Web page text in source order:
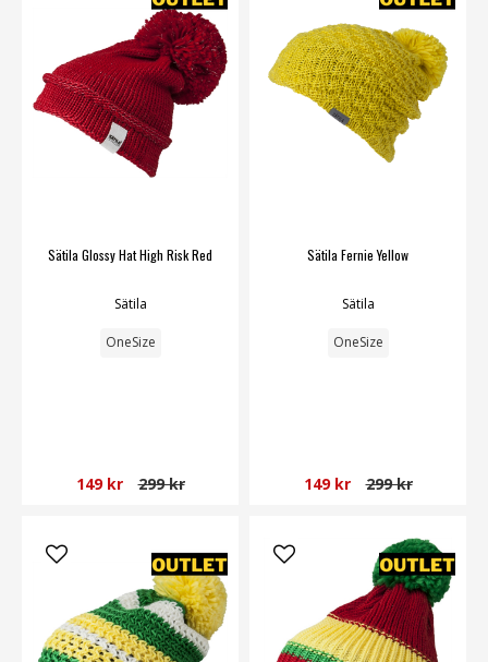
Sätila Glossy Hat High Risk Red
Sätila
OneSize
149 kr 299 kr
Sätila Fernie Yellow
Sätila
OneSize
149 kr 299 kr